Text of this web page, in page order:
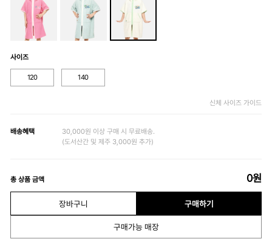
사이즈
120 140
신체 사이즈 가이드
배송혜택
30,000원 이상 구매 시 무료배송.
(도서산간 및 제주 3,000원 추가)
총 상품 금액 0원
장바구니 구매하기
구매가능 매장